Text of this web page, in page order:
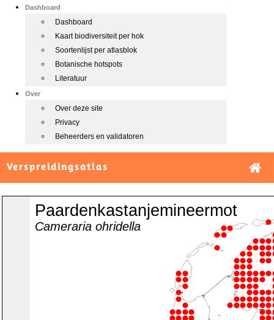
Dashboard
Dashboard
Kaart biodiversiteit per hok
Soortenlijst per atlasblok
Botanische hotspots
Literatuur
Over
Over deze site
Privacy
Beheerders en validatoren
Verspreidingsatlas